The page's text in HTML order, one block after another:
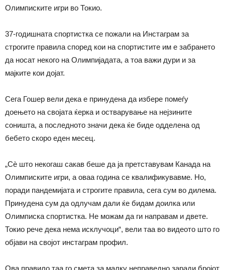
Олимписките игри во Токио.
37-годишната спортистка се пожали на Инстаграм за
строгите правила според кои на спортистите им е забрането
да носат некого на Олимпијадата, а тоа важи дури и за
мајките кои дојат.
Сега Гошер вели дека е принудена да избере помеѓу
доењето на својата ќерка и остварување на нејзините
соништа, а последното значи дека ќе биде одделена од
бебето скоро еден месец.
„Сè што некогаш сакав беше да ја претставувам Канада на
Олимписките игри, а оваа година се квалификувавме. Но,
поради пандемијата и строгите правила, сега сум во дилема.
Принудена сум да одлучам дали ќе бидам доилка или
Олимписка спортистка. Не можам да ги направам и двете.
Токио рече дека нема исклучоци“, вели таа во видеото што го
објави на својот инстаграм профил.
Ова правило таа го смета за малку неправедно заради бројот